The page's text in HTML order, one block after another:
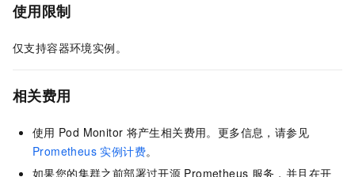
使用限制
仅支持容器环境实例。
相关费用
使用 Pod Monitor 将产生相关费用。更多信息，请参见
Prometheus 实例计费。
如果您的集群之前部署过开源 Prometheus 服务，并且在开